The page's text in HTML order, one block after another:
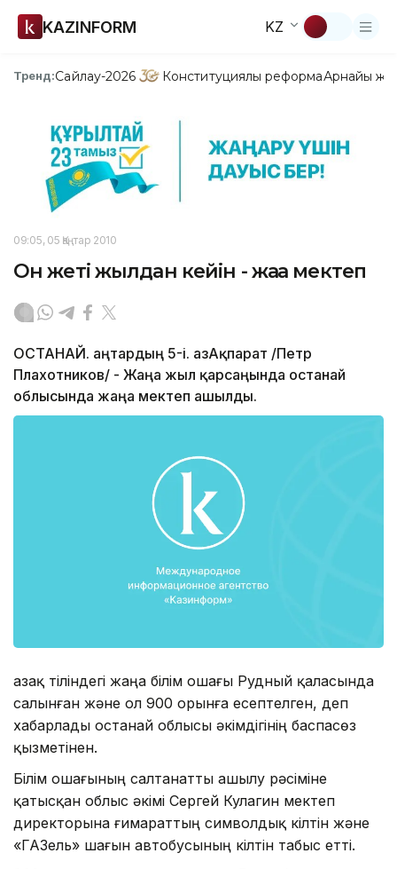
KAZINFORM KZ
Тренд:Сайлау-2026 Конституциялық реформаАрнайы
09:05, 05 Қаңтар 2010
Он жеті жылдан кейін - жаңа мектеп
ҚОСТАНАЙ. Қаңтардың 5-і. ҚазАқпарат /Петр
Плахотников/ - Жаңа жыл қарсаңында Қостанай
облысында жаңа мектеп ашылды.
Қазақ тіліндегі жаңа білім ошағы Рудный қаласында
салынған және ол 900 орынға есептелген, деп
хабарлады Қостанай облысы әкімдігінің баспасөз
қызметінен.
Білім ошағының салтанатты ашылу рәсіміне
қатысқан облыс әкімі Сергей Кулагин мектеп
директорына ғимараттың символдық кілтін және
«ГАЗель» шағын автобусының кілтін табыс етті.